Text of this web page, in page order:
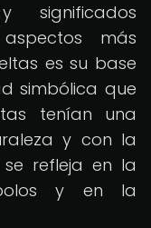
significados
más
es su base
simbólica que
tenían una
y con la
refleja en la
y en la